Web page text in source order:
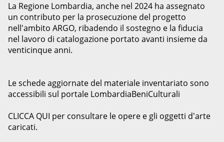
La Regione Lombardia, anche nel 2024 ha assegnato
un contributo per la prosecuzione del progetto
nell'ambito ARGO, ribadendo il sostegno e la fiducia
nel lavoro di catalogazione portato avanti insieme da
venticinque anni.
Le schede aggiornate del materiale inventariato sono
accessibili sul portale LombardiaBeniCulturali
CLICCA QUI per consultare le opere e gli oggetti d'arte
caricati.